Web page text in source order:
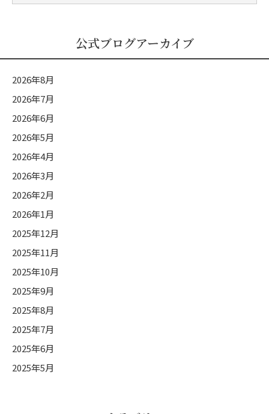
式
テ
ゴ
リ
ー
公式ブログアーカイブ
2026年8月
2026年7月
2026年6月
2026年5月
2026年4月
2026年3月
2026年2月
2026年1月
2025年12月
2025年11月
2025年10月
2025年9月
2025年8月
2025年7月
2025年6月
2025年5月